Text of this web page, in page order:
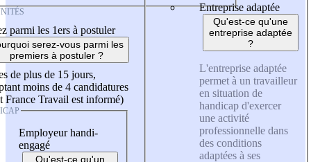
parmi les 1ers à postuler
serez-vous parmi les
premiers à postuler ?
de plus de 15 jours,
moins de 4 candidatures
France Travail est informé)
Employeur handi-
engagé
Qu'est-ce qu'un
Entreprise adaptée
Qu'est-ce qu'une
entreprise adaptée
?
L'entreprise adaptée
permet à un travailleur
en situation de
handicap d'exercer
une activité
professionnelle dans
des conditions
adaptées à ses